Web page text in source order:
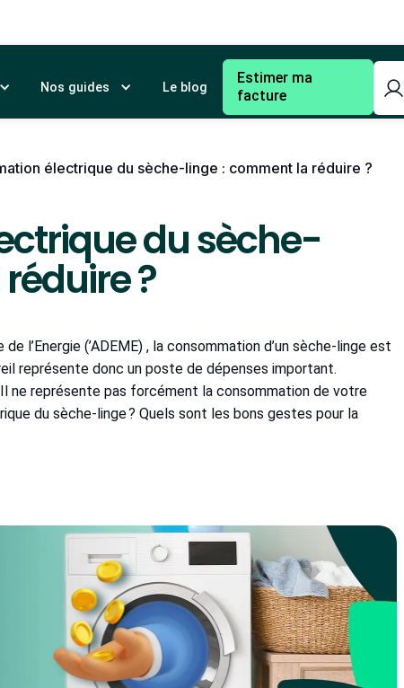
Nos guides Le blog
Estimer ma
facture
électrique du sèche-linge : comment la réduire ?
du sèche-
?
l’Energie (’ADEME) , la consommation d’un sèche-linge est
représente donc un poste de dépenses important.
ne représente pas forcément la consommation de votre
du sèche-linge ? Quels sont les bons gestes pour la